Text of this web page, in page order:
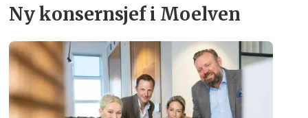
Ny konsern­sjef i Moelven